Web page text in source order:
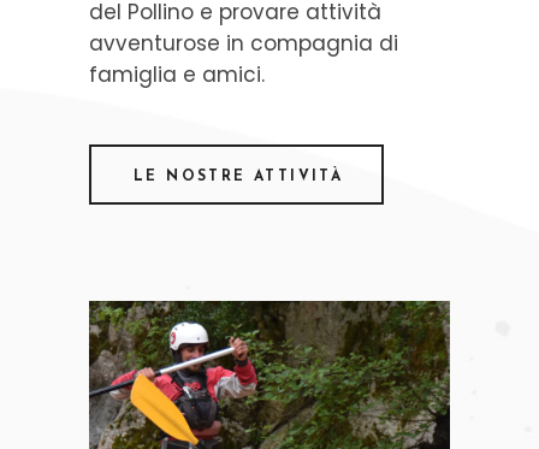
del Pollino e provare attività
avventurose in compagnia di
famiglia e amici.
LE NOSTRE ATTIVITÀ